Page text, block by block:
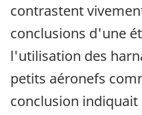
contrastent
conclusions d'une
l'utilisation des
petits aéronefs
conclusion indiquait